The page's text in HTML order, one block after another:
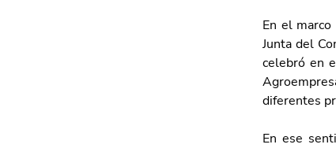
En el
Junta del
celebró en
diferentes
En ese